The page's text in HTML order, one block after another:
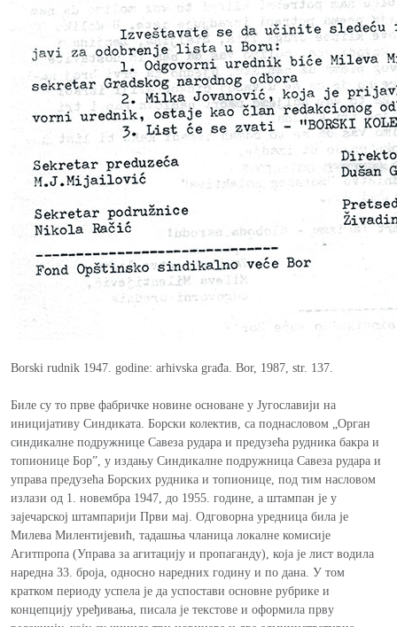
Borski rudnik 1947. godine: аrhivska građa. Bor, 1987, str. 137.
Биле су то прве фабричке новине основане у Југославији на
иницијативу Синдиката. Борски колектив, са поднасловом „Орган
синдикалне подружнице Савеза рудара и предузећа рудника бакра и
топионице Борˮ, у издању Синдикалне подружница Савеза рудара и
управа предузећа Борских рудника и топионице, под тим насловом
излази од 1. новембра 1947, до 1955. године, а штампан је у
зајечарској штампарији Први мај. Одговорна уредница била је
Милева Милентијевић, тадашња чланица локалне комисије
Агитпропа (Управа за агитацију и пропаганду), која је лист водила
наредна 33. броја, односно наредних годину и по дана. У том
кратком периоду успела је да успостави основне рубрике и
концепцију уређивања, писала је текстове и оформила прву